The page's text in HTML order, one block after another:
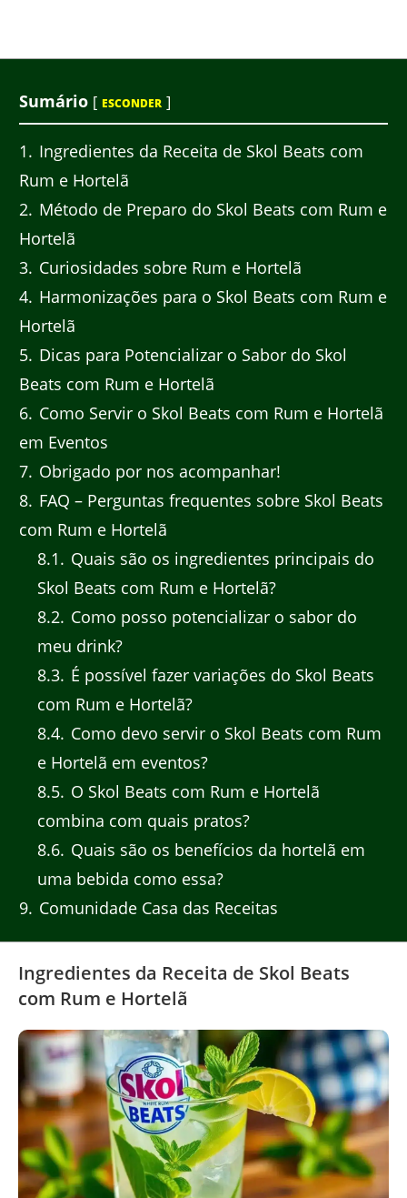
Sumário [ ESCONDER ]
1
Ingredientes da Receita de Skol Beats com
Rum e Hortelã
2 Método de Preparo do Skol Beats com Rum e
Hortelã
3 Curiosidades sobre Rum e Hortelã
4 Harmonizações para o Skol Beats com Rum e
Hortelã
5 Dicas para Potencializar o Sabor do Skol
Beats com Rum e Hortelã
6 Como Servir o Skol Beats com Rum e Hortelã
em Eventos
7 Obrigado por nos acompanhar!
8 FAQ – Perguntas frequentes sobre Skol Beats
com Rum e Hortelã
8.1
Quais são os ingredientes principais do
Skol Beats com Rum e Hortelã?
8.2 Como posso potencializar o sabor do
meu drink?
8.3 É possível fazer variações do Skol Beats
com Rum e Hortelã?
8.4 Como devo servir o Skol Beats com Rum
e Hortelã em eventos?
8.5 O Skol Beats com Rum e Hortelã
combina com quais pratos?
8.6 Quais são os benefícios da hortelã em
uma bebida como essa?
9 Comunidade Casa das Receitas
Ingredientes da Receita de Skol Beats
com Rum e Hortelã